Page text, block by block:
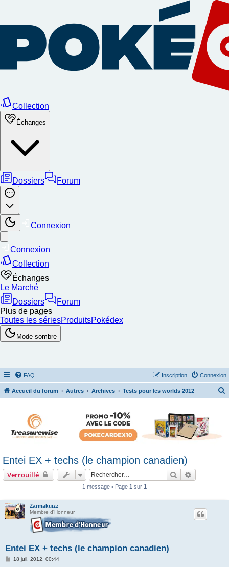
FAQ Connexion
Inscription
Accueil du forum Autres Archives Tests pour les worlds 2012
r
Entei EX + techs (le champion canadien)
Verrouillé Rechercher
1 message • Page 1 sur 1
Zarmakuizz
Membre d'Honneur
Entei EX + techs (le champion canadien)
M18 juil. 2012, 00:44